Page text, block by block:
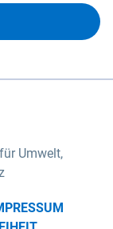
Umwelt,